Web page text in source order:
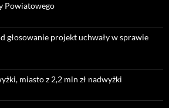
Powiatowego
głosowanie projekt uchwały w sprawie
miasto z 2,2 mln zł nadwyżki